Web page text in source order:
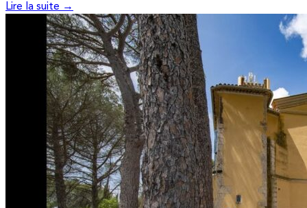
Lire la suite →